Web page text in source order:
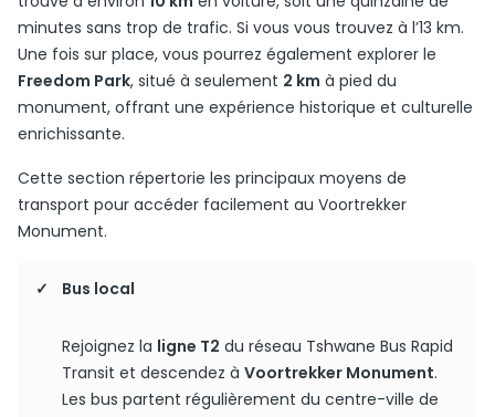
minutes sans trop de trafic. Si vous vous trouvez à l’13 km.
Une fois sur place, vous pourrez également explorer le
Freedom Park, situé à seulement 2 km à pied du
monument, offrant une expérience historique et culturelle
enrichissante.
Cette section répertorie les principaux moyens de
transport pour accéder facilement au Voortrekker
Monument.
Bus local
Rejoignez la ligne T2 du réseau Tshwane Bus Rapid
Transit et descendez à Voortrekker Monument.
Les bus partent régulièrement du centre-ville de